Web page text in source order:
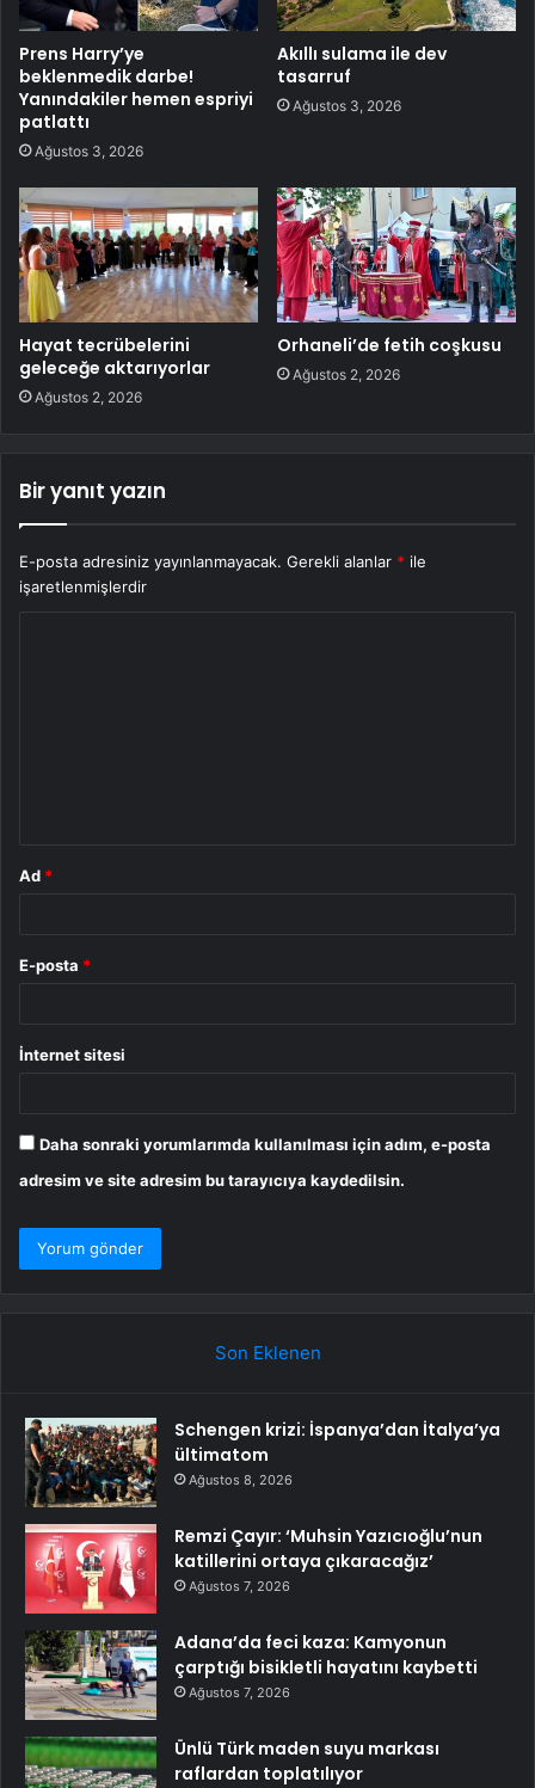
Prens Harry’ye
beklenmedik darbe!
Yanındakiler hemen espriyi
patlattı
Ağustos 3, 2026
Akıllı sulama ile dev
tasarruf
Ağustos 3, 2026
Hayat tecrübelerini
geleceğe aktarıyorlar
Ağustos 2, 2026
Orhaneli’de fetih coşkusu
Ağustos 2, 2026
Bir yanıt yazın
E-posta adresiniz yayınlanmayacak. Gerekli alanlar * ile
işaretlenmişlerdir
Ad *
E-posta *
İnternet sitesi
Daha sonraki yorumlarımda kullanılması için adım, e-posta
adresim ve site adresim bu tarayıcıya kaydedilsin.
Son Eklenen
Schengen krizi: İspanya’dan İtalya’ya
ültimatom
Ağustos 8, 2026
Remzi Çayır: ‘Muhsin Yazıcıoğlu’nun
katillerini ortaya çıkaracağız’
Ağustos 7, 2026
Adana’da feci kaza: Kamyonun
çarptığı bisikletli hayatını kaybetti
Ağustos 7, 2026
Ünlü Türk maden suyu markası
raflardan toplatılıyor